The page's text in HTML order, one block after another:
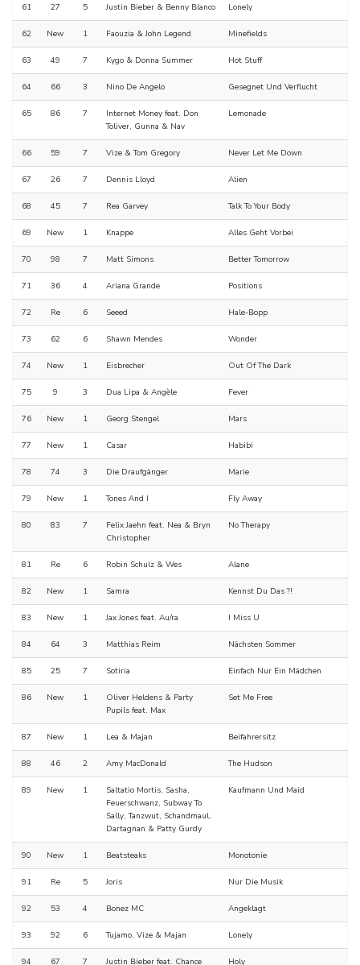
61 27 5 Justin Bieber & Benny Blanco Lonely
62 New 1 Faouzia & John Legend Minefields
63 49 7 Kygo & Donna Summer Hot Stuff
64 66 3 Nino De Angelo Gesegnet Und Verflucht
65 86 7
Internet Money feat. Don
Toliver, Gunna & Nav
Lemonade
66 59 7 Vize & Tom Gregory Never Let Me Down
67 26 7 Dennis Lloyd Alien
68 45 7 Rea Garvey Talk To Your Body
69 New 1 Knappe Alles Geht Vorbei
70 98 7 Matt Simons Better Tomorrow
71 36 4 Ariana Grande Positions
72 Re 6 Seeed Hale-Bopp
73 62 6 Shawn Mendes Wonder
74 New 1 Eisbrecher Out Of The Dark
75 9 3 Dua Lipa & Angèle Fever
76 New 1 Georg Stengel Mars
77 New 1 Casar Habibi
78 74 3 Die Draufgänger Marie
79 New 1 Tones And I Fly Away
80 83 7
Felix Jaehn feat. Nea & Bryn
Christopher
No Therapy
81 Re 6 Robin Schulz & Wes Alane
82 New 1 Samra Kennst Du Das ?!
83 New 1 Jax Jones feat. Au/ra I Miss U
84 64 3 Matthias Reim Nächsten Sommer
85 25 7 Sotiria Einfach Nur Ein Mädchen
86 New 1
Oliver Heldens & Party
Pupils feat. Max
Set Me Free
87 New 1 Lea & Majan Beifahrersitz
88 46 2 Amy MacDonald The Hudson
89 New 1
Saltatio Mortis, Sasha,
Feuerschwanz, Subway To
Sally, Tanzwut, Schandmaul,
Dartagnan & Patty Gurdy
Kaufmann Und Maid
90 New 1 Beatsteaks Monotonie
91 Re 5 Joris Nur Die Musik
92 53 4 Bonez MC Angeklagt
93 92 6 Tujamo, Vize & Majan Lonely
94 67 7
Justin Bieber feat. Chance
Holy